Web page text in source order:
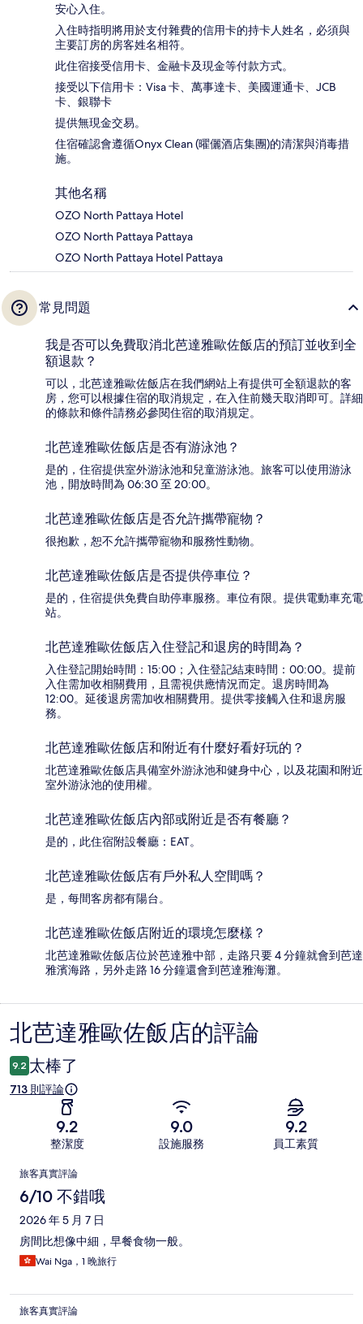
安心入住。
入住時指明將用於支付雜費的信用卡的持卡人姓名，必須與
主要訂房的房客姓名相符。
此住宿接受信用卡、金融卡及現金等付款方式。
接受以下信用卡：Visa 卡、萬事達卡、美國運通卡、JCB
卡、銀聯卡
提供無現金交易。
住宿確認會遵循Onyx Clean (曜儷酒店集團)的清潔與消毒措
施。
其他名稱
OZO North Pattaya Hotel
OZO North Pattaya Pattaya
OZO North Pattaya Hotel Pattaya
常見問題
我是否可以免費取消北芭達雅歐佐飯店的預訂並收到全
額退款？
可以，北芭達雅歐佐飯店在我們網站上有提供可全額退款的客
房，您可以根據住宿的取消規定，在入住前幾天取消即可。詳細
的條款和條件請務必參閱住宿的取消規定。
北芭達雅歐佐飯店是否有游泳池？
是的，住宿提供室外游泳池和兒童游泳池。旅客可以使用游泳
池，開放時間為 06:30 至 20:00。
北芭達雅歐佐飯店是否允許攜帶寵物？
很抱歉，恕不允許攜帶寵物和服務性動物。
北芭達雅歐佐飯店是否提供停車位？
是的，住宿提供免費自助停車服務。車位有限。提供電動車充電
站。
北芭達雅歐佐飯店入住登記和退房的時間為？
入住登記開始時間：15:00；入住登記結束時間：00:00。提前
入住需加收相關費用，且需視供應情況而定。退房時間為
12:00。延後退房需加收相關費用。提供零接觸入住和退房服
務。
北芭達雅歐佐飯店和附近有什麼好看好玩的？
北芭達雅歐佐飯店具備室外游泳池和健身中心，以及花園和附近
室外游泳池的使用權。
北芭達雅歐佐飯店內部或附近是否有餐廳？
是的，此住宿附設餐廳：EAT。
北芭達雅歐佐飯店有戶外私人空間嗎？
是，每間客房都有陽台。
北芭達雅歐佐飯店附近的環境怎麼樣？
北芭達雅歐佐飯店位於芭達雅中部，走路只要 4 分鐘就會到芭達
雅濱海路，另外走路 16 分鐘還會到芭達雅海灘。
評
論
北芭達雅歐佐飯店的評論
9.2 太棒了
713 則評論
9.2
整潔度
9.0
設施服務
9.2
員工素質
評
論
旅客真實評論
6/10 不錯哦
2026 年 5 月 7 日
房間比想像中細，早餐食物一般。
Wai Nga，1 晚旅行
旅客真實評論